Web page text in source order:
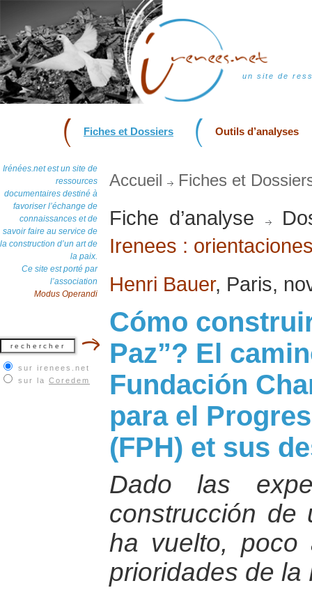
un site de
Fiches et Dossiers Outils d’analyses
Irénées.net est un site de
ressources
documentaires destiné à
favoriser l’échange de
connaissances et de
savoir faire au service de
la construction d’un art de
la paix.
Ce site est porté par
l’association
Modus Operandi
sur irenees.net
sur la Coredem
Accueil Fiches et
Fiche d’analyse
Irenees :
Henri Bauer, Paris,
Cómo
Paz”? El
Fundación
para el
(FPH) et sus
Dado las
construcción
ha vuelto,
prioridades de la